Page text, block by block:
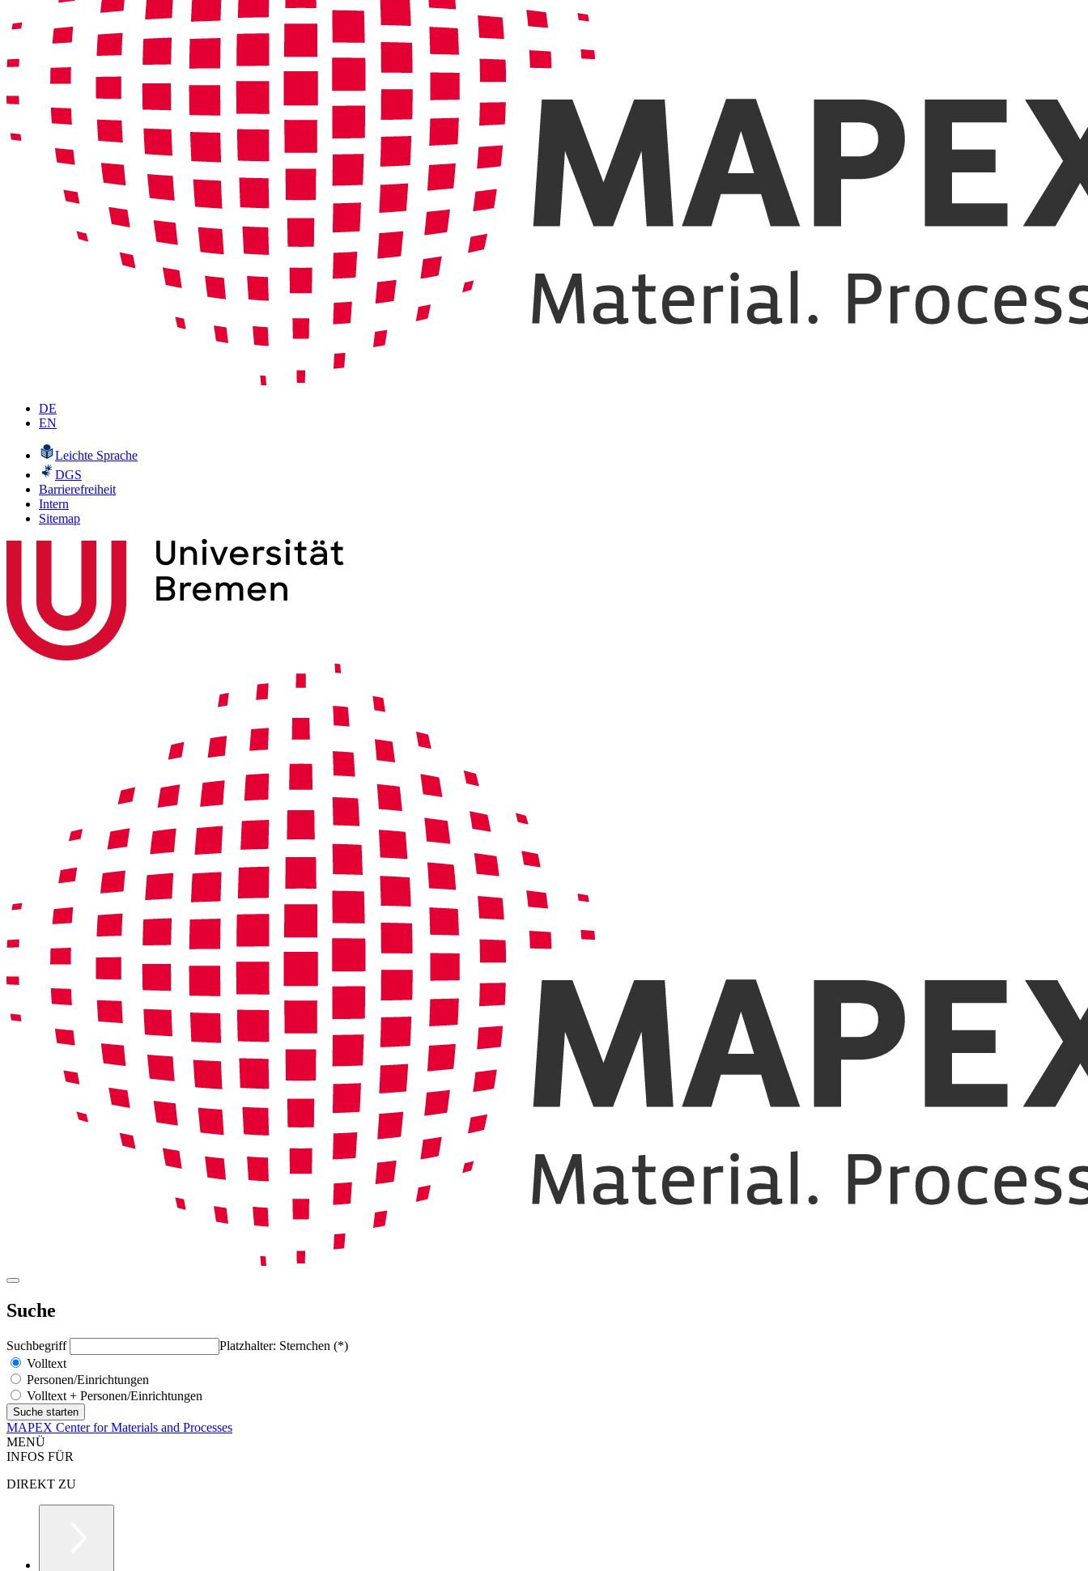
DE
EN
Leichte Sprache
DGS
Barrierefreiheit
Intern
Sitemap
Suche
Suchbegriff
Platzhalter: Sternchen (*)
Volltext
Personen/Einrichtungen
Volltext + Personen/Einrichtungen
MAPEX Center for Materials and Processes
MENÜ
INFOS FÜR
DIREKT ZU